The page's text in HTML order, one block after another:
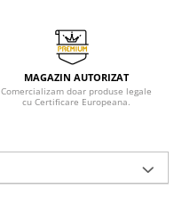
MAGAZIN AUTORIZAT
Comercializam doar produse legale
cu Certificare Europeana.